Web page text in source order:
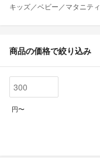
キッズ／ベビー／マタニティ
商品の価格で絞り込み
円〜